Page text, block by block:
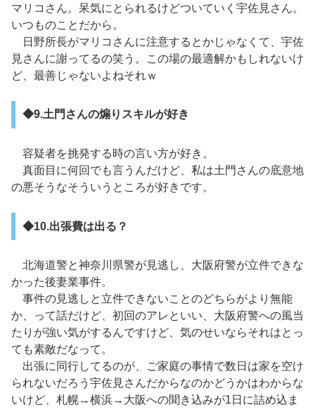
マリコさん。呆気にとられるけどついていく宇佐見さん。
いつものことだから。
日野所長がマリコさんに注意するとかじゃなくて、宇佐
見さんに謝ってるの笑う。この場の最適解かもしれないけ
ど、最善じゃないよねそれｗ
◆9.土門さんの煽りスキルが好き
容疑者を挑発する時の言い方が好き。
真面目に何回でも言うんだけど、私は土門さんの底意地
の悪そうなそういうところが好きです。
◆10.出張費は出る？
北海道警と神奈川県警が見逃し、大阪府警が立件できな
かった後妻業事件。
事件の見逃しと立件できないことのどちらがより無能
か、って話だけど、初回のアレといい、大阪府警への風当
たりが強い気がするんですけど、気のせいならそれはとっ
ても素敵だなって。
出張に同行してるのが、ご家庭の事情で数日は家を空け
られないだろう宇佐見さんだからなのかどうかはわからな
いけど、札幌→横浜→大阪への聞き込みが1日に詰め込ま